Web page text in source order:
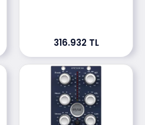
316.932 TL